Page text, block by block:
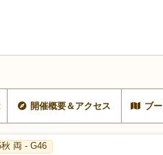
開催概要＆アクセス ブ
両 - G46